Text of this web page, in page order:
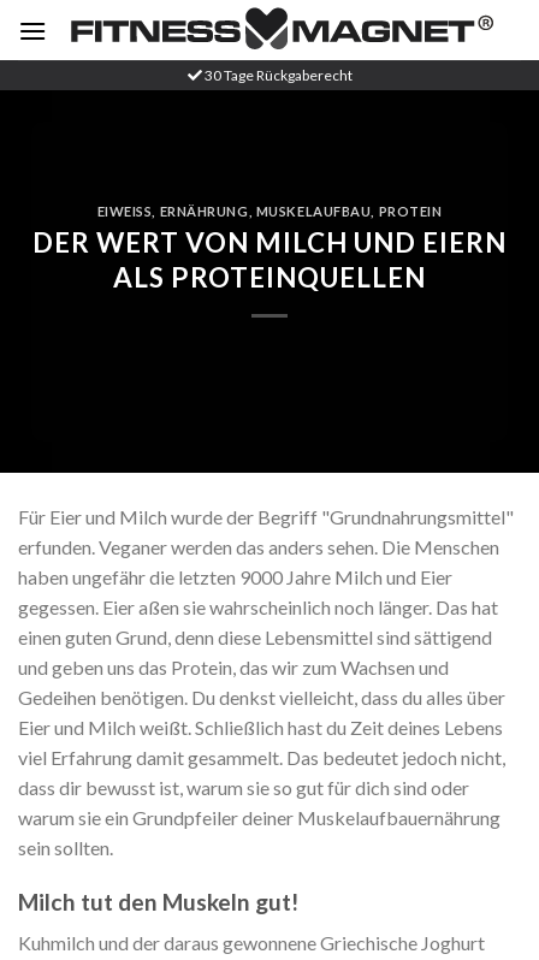
Inhalt
30 Tage Rückgaberecht
EIWEISS ERNÄHRUNG MUSKELAUFBAU PROTEIN
DER WERT VON MILCH UND EIERN
ALS PROTEINQUELLEN
Für Eier und Milch wurde der Begriff "Grundnahrungsmittel"
erfunden. Veganer werden das anders sehen. Die Menschen
haben ungefähr die letzten 9000 Jahre Milch und Eier
gegessen. Eier aßen sie wahrscheinlich noch länger. Das hat
einen guten Grund, denn diese Lebensmittel sind sättigend
und geben uns das Protein, das wir zum Wachsen und
Gedeihen benötigen. Du denkst vielleicht, dass du alles über
Eier und Milch weißt. Schließlich hast du Zeit deines Lebens
viel Erfahrung damit gesammelt. Das bedeutet jedoch nicht,
dass dir bewusst ist, warum sie so gut für dich sind oder
warum sie ein Grundpfeiler deiner Muskelaufbauernährung
sein sollten.
Milch tut den Muskeln gut!
Kuhmilch und der daraus gewonnene Griechische Joghurt